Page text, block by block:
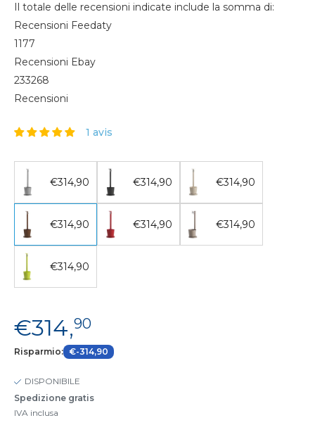
Il totale delle recensioni indicate include la somma di:
Recensioni Feedaty
1177
Recensioni Ebay
233268
Recensioni
1 avis
€314,90 €314,90 €314,90
€314,90 €314,90 €314,90
€314,90
€314,90
Risparmio: €-314,90
DISPONIBILE
Spedizione gratis
IVA inclusa